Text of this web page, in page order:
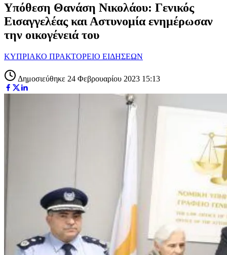
Υπόθεση Θανάση Νικολάου: Γενικός
Εισαγγελέας και Αστυνομία ενημέρωσαν
την οικογένειά του
ΚΥΠΡΙΑΚΟ ΠΡΑΚΤΟΡΕΙΟ ΕΙΔΗΣΕΩΝ
Δημοσιεύθηκε 24 Φεβρουαρίου 2023 15:13